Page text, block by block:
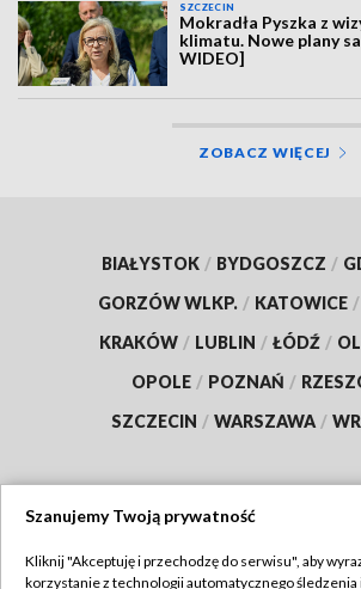
SZCZECIN
Mokradła Pyszka z
klimatu. Nowe plany
WIDEO]
ZOBACZ WIĘCEJ
BIAŁYSTOK / BYDGOSZCZ /
GORZÓW WLKP. / KATOWICE /
KRAKÓW / LUBLIN / ŁÓDŹ /
OPOLE / POZNAŃ /
SZCZECIN / WARSZAWA /
Szanujemy Twoją prywatność
Kliknij "Akceptuję i przechodzę do serwisu", aby
korzystanie z technologii automatycznego śledzenia